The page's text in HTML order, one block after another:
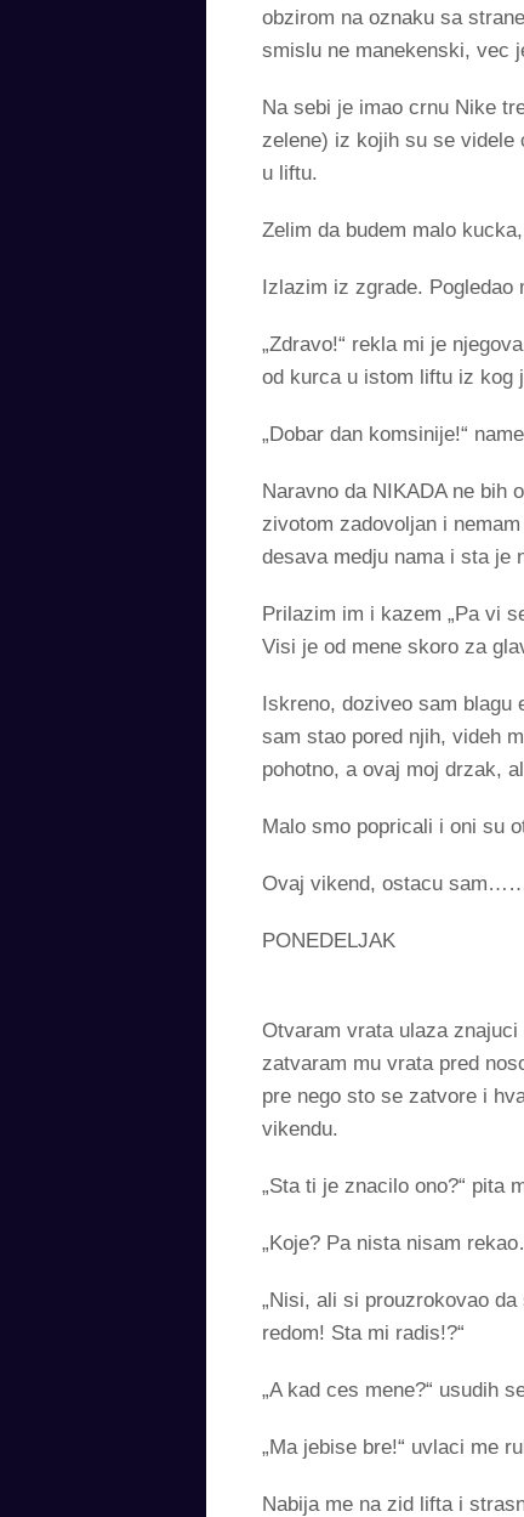
obzirom na oznaku sa
smislu ne manekenski, vec
Na sebi je imao crnu Nike
zelene) iz kojih su se videle
u liftu.
Zelim da budem malo
Izlazim iz zgrade.
„Zdravo!“ rekla mi je
od kurca u istom liftu iz kog
„Dobar dan komsinije!“
Naravno da NIKADA ne bih
zivotom zadovoljan i
desava medju nama i sta je
Prilazim im i kazem „Pa vi
Visi je od mene skoro za
Iskreno, doziveo sam blagu
sam stao pored njih, videh
pohotno, a ovaj moj drzak,
Malo smo popricali i oni su
Ovaj vikend, ostacu
PONEDELJAK
Otvaram vrata ulaza
zatvaram mu vrata pred
pre nego sto se zatvore i
vikendu.
„Sta ti je znacilo ono?“ pita
„Koje? Pa nista nisam
„Nisi, ali si prouzrokovao
redom! Sta mi radis!?“
„A kad ces mene?“ usudih
„Ma jebise bre!“ uvlaci me
Nabija me na zid lifta i